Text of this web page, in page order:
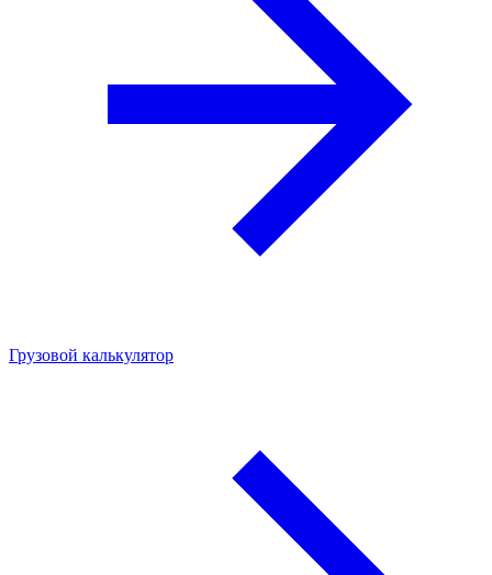
Грузовой калькулятор